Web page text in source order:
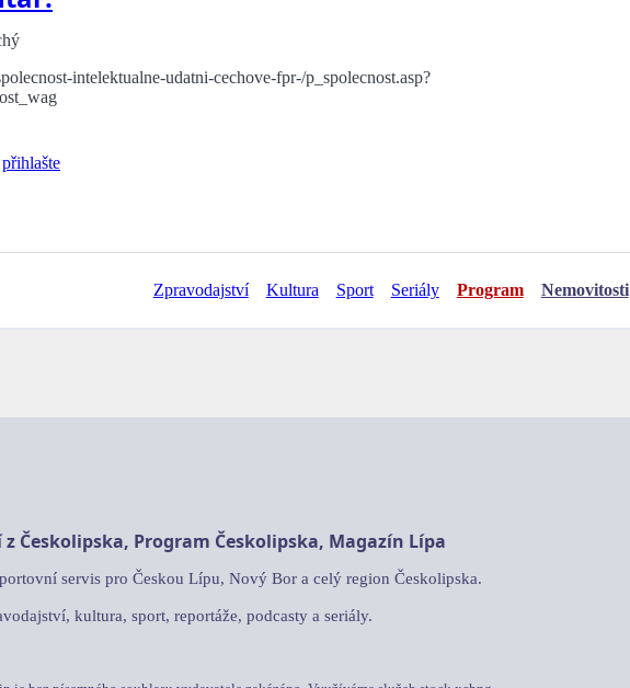
intelektualne-udatni-cechove-fpr-/p_spolecnost.asp?
přihlašte
Zpravodajství Kultura Sport Seriály Program Nemovitosti
Českolipska, Program Českolipska, Magazín Lípa
servis pro Českou Lípu, Nový Bor a celý region Českolipska.
kultura, sport, reportáže, podcasty a seriály.